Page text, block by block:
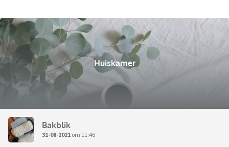
Huiskamer
Bakblik
31-08-2021 om 11:46